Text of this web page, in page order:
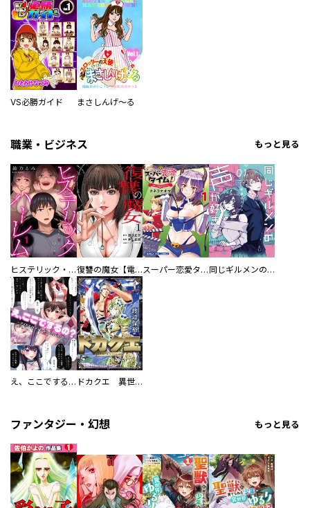
VS必勝ガイド まさしんげ～る
職業・ビジネス もっと見る
ヒステリック・ハーレム～搾られる男と堕ちる女～【電子単行本版】 復讐の魔女【電子単行本版】 スーパー恋愛タイム！～現場でドＳな彼女は自宅でデレる～ 同じギルメンの声が好き
え、ここでするの？ アイドルのファンが知らない日常 ドカクエ 異世界ドカコッククエスト
ファンタジー・幻想 もっと見る